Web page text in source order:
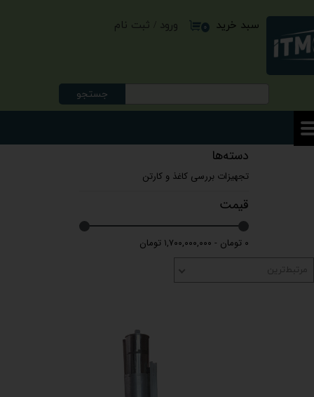
ورود ثبت نام
حساب کاربری من
تغییر گذر واژه
خروج از حساب کاربری
جستجو
۰ سبد خرید
دسته‌ها
تجهیزات بررسی کاغذ و کارتن
قیمت
۰ تومان - ۱,۷۰۰,۰۰۰,۰۰۰ تومان
مرتبط‌ترین